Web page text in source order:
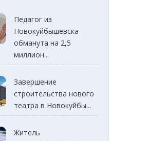
Педагог из
Новокуйбышевска
обманута на 2,5
миллион...
Завершение
строительства нового
театра в Новокуйбы...
Житель